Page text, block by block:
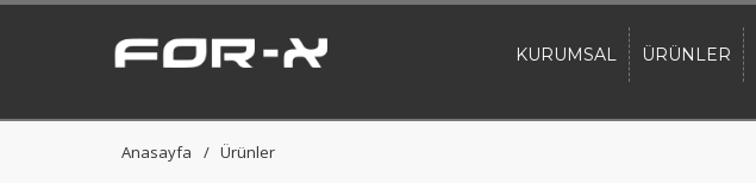
KURUMSAL ÜRÜNLER
Anasayfa Ürünler